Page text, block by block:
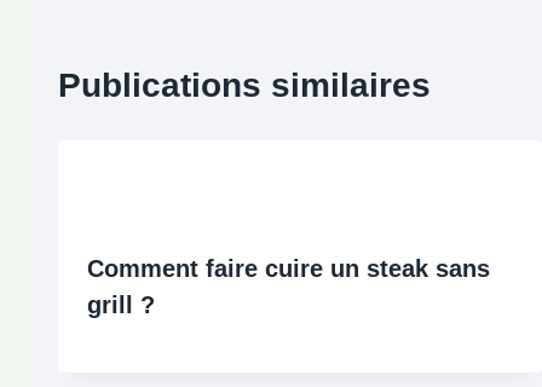
Publications similaires
Comment faire cuire un steak sans
grill ?